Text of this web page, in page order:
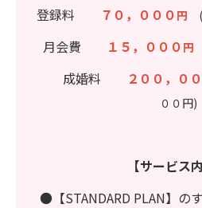
登録料 ７０，０００ 円 (
月会費 １５，０００ 円
成婚料 ２００，０
００円)
【サービス
●【STANDARD PLAN】の